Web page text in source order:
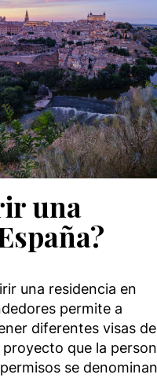
una
una residencia en
permite a
diferentes visas de
que la
se denominan